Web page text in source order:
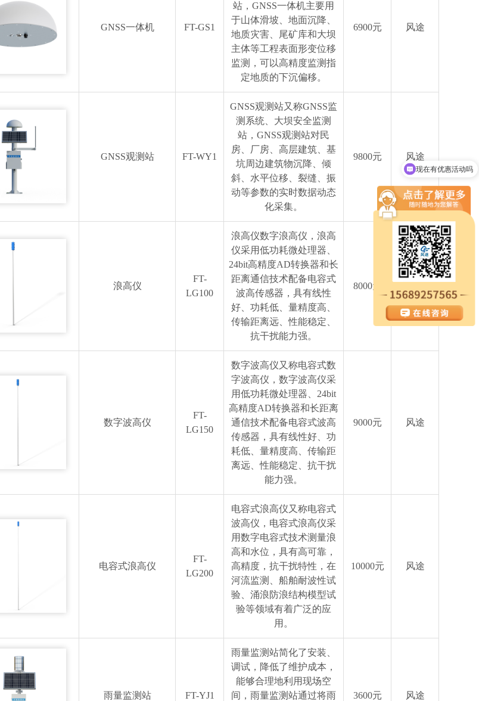
GNSS一体机 FT-GS1
站，GNSS一体机主要用
于山体滑坡、地面沉降、
地质灾害、尾矿库和大坝
主体等工程表面形变位移
监测，可以高精度监测指
定地质的下沉偏移。
6900元 风途
GNSS观测站 FT-WY1
GNSS观测站又称GNSS监
测系统、大坝安全监测
站，GNSS观测站对民
房、厂房、高层建筑、基
坑周边建筑物沉降、倾
斜、水平位移、裂缝、振
动等参数的实时数据动态
化采集。
9800元 风途
浪高仪
FT-
LG100
浪高仪数字浪高仪，浪高
仪采用低功耗微处理器、
24bit高精度AD转换器和长
距离通信技术配备电容式
波高传感器，具有线性
好、功耗低、量精度高、
传输距离远、性能稳定、
抗干扰能力强。
8000元
数字波高仪
FT-
LG150
数字波高仪又称电容式数
字波高仪，数字波高仪采
用低功耗微处理器、24bit
高精度AD转换器和长距离
通信技术配备电容式波高
传感器，具有线性好、功
耗低、量精度高、传输距
离远、性能稳定、抗干扰
能力强。
9000元 风途
电容式浪高仪
FT-
LG200
电容式浪高仪又称电容式
波高仪，电容式浪高仪采
用数字电容式技术测量浪
高和水位，具有高可靠，
高精度，抗干扰特性，在
河流监测、船舶耐波性试
验、涌浪防浪结构模型试
验等领域有着广泛的应
用。
10000元 风途
雨量监测站 FT-YJ1
雨量监测站简化了安装、
调试，降低了维护成本，
能够合理地利用现场空
间，雨量监测站通过将雨
3600元 风途
可以介绍下你们的设备么